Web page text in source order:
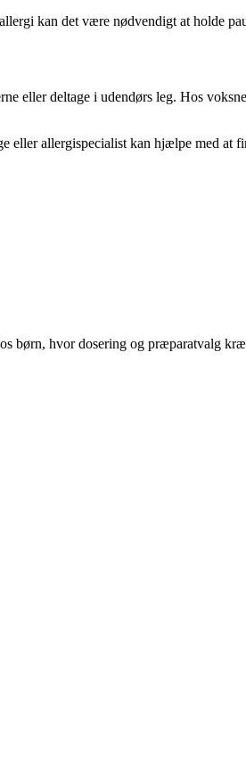
kan det være nødvendigt at holde
eller deltage i udendørs leg. Hos
allergispecialist kan hjælpe med at
børn, hvor dosering og præparatvalg